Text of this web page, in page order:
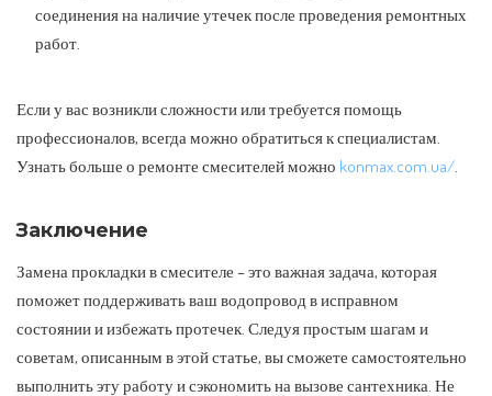
соединения на наличие утечек после проведения ремонтных
работ.
Если у вас возникли сложности или требуется помощь
профессионалов, всегда можно обратиться к специалистам.
Узнать больше о ремонте смесителей можно konmax.com.ua/
Заключение
Замена прокладки в смесителе – это важная задача, которая
поможет поддерживать ваш водопровод в исправном
состоянии и избежать протечек. Следуя простым шагам и
советам, описанным в этой статье, вы сможете самостоятельно
выполнить эту работу и сэкономить на вызове сантехника. Не